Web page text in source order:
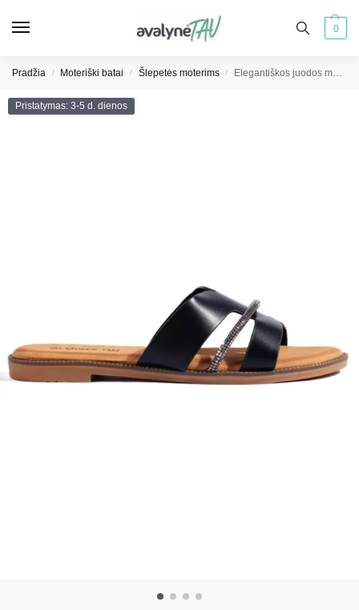
0
Pradžia / Moteriški batai / Šlepetės moterims / Elegantiškos juodos moteriškos šlepetės
Pristatymas: 3-5 d. dienos